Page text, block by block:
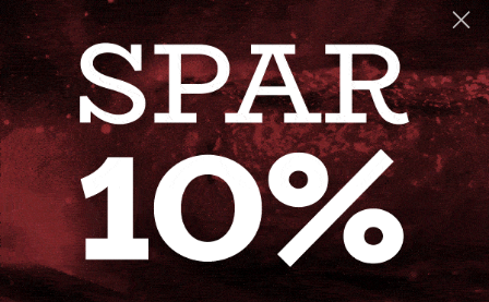
info@steak-out.dk
+45 53644030
Telefontid: man - fre kl. 10-15
GENVEJE